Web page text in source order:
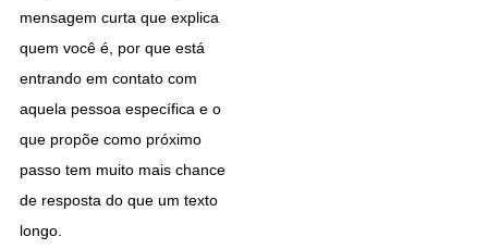
mensagem curta que explica
quem você é, por que está
entrando em contato com
aquela pessoa específica e o
que propõe como próximo
passo tem muito mais chance
de resposta do que um texto
longo.